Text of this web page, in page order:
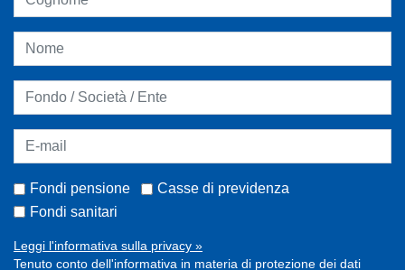
Fondi pensione
Casse di previdenza
Fondi sanitari
Leggi l'informativa sulla privacy »
Tenuto conto dell'informativa in materia di protezione dei dati